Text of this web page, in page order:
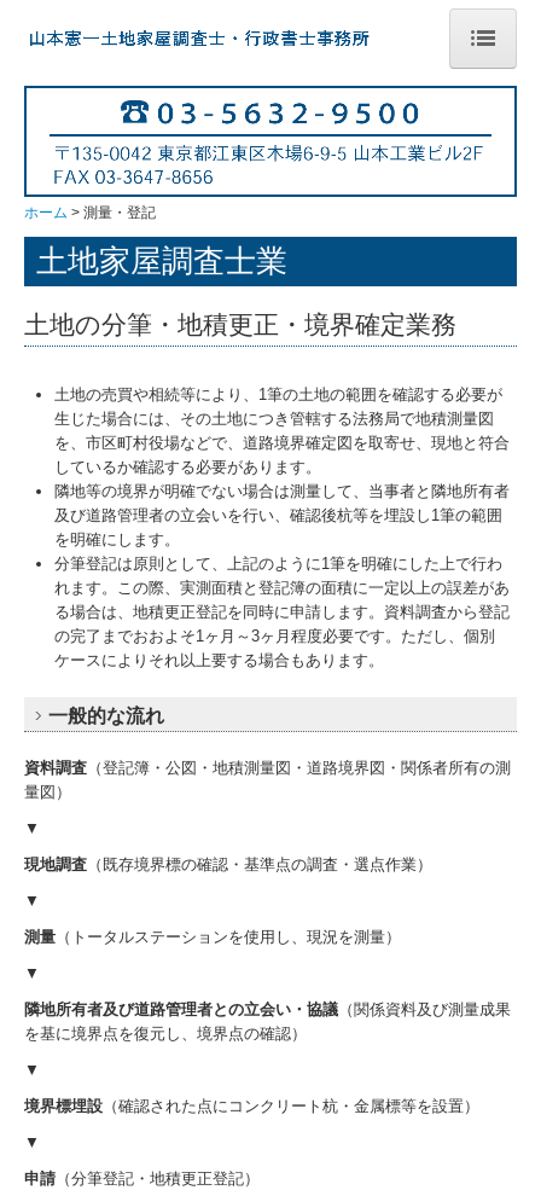
ホーム
事業所案内
測量・登記
建築業許可
宅地建物取引業免許
お問合せ
ホーム 測量・登記
土地家屋調査士業
土地の分筆・地積更正・境界確定業務
土地の売買や相続等により、1筆の土地の範囲を確認する必要が
生じた場合には、その土地につき管轄する法務局で地積測量図
を、市区町村役場などで、道路境界確定図を取寄せ、現地と符合
しているか確認する必要があります。
隣地等の境界が明確でない場合は測量して、当事者と隣地所有者
及び道路管理者の立会いを行い、確認後杭等を埋設し1筆の範囲
を明確にします。
分筆登記は原則として、上記のように1筆を明確にした上で行わ
れます。この際、実測面積と登記簿の面積に一定以上の誤差があ
る場合は、地積更正登記を同時に申請します。資料調査から登記
の完了までおおよそ1ヶ月～3ヶ月程度必要です。ただし、個別
ケースによりそれ以上要する場合もあります。
一般的な流れ
資料調査 （登記簿・公図・地積測量図・道路境界図・関係者所有の測
量図）
▼
現地調査 （既存境界標の確認・基準点の調査・選点作業）
▼
測量 （トータルステーションを使用し、現況を測量）
▼
隣地所有者及び道路管理者との立会い・協議 （関係資料及び測量成果
を基に境界点を復元し、境界点の確認）
▼
境界標埋設 （確認された点にコンクリート杭・金属標等を設置）
▼
申請 （分筆登記・地積更正登記）